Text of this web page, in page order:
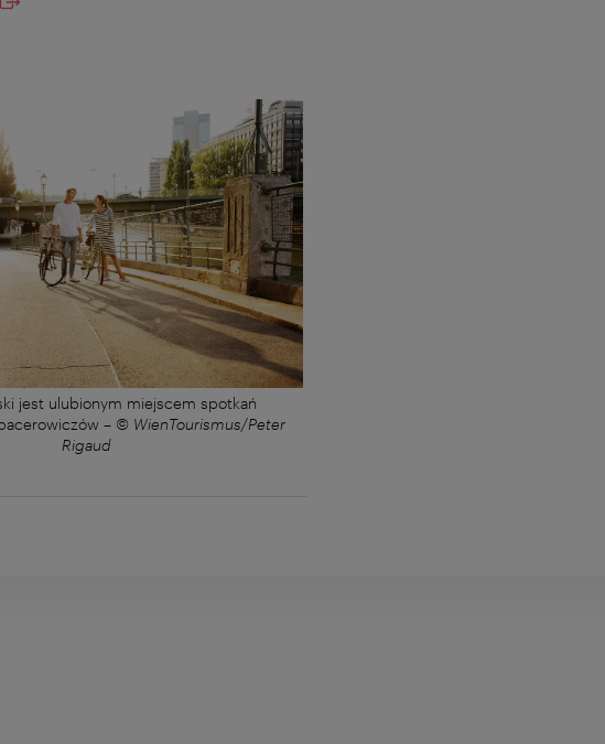
jest ulubionym miejscem spotkań
– © WienTourismus/Peter
Rigaud